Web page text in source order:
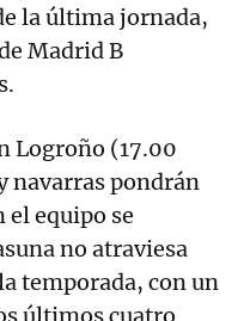
la última jornada,
Madrid B
Logroño (17.00
navarras pondrán
el equipo se
no atraviesa
temporada, con un